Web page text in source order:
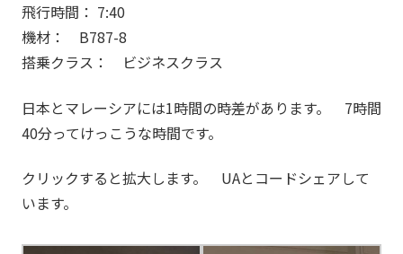
飛行時間： 7:40
機材： B787-8
搭乗クラス： ビジネスクラス
日本とマレーシアには1時間の時差があります。 7時間
40分ってけっこうな時間です。
クリックすると拡大します。 UAとコードシェアして
います。